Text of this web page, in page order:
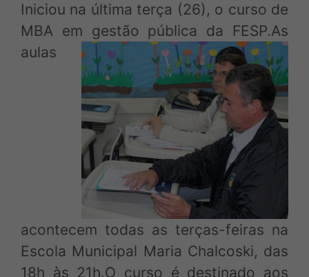
Iniciou na última terça (26), o curso de
MBA em gestão pública da FESP.As
aulas
acontecem todas as terças-feiras na
Escola Municipal Maria Chalcoski, das
18h às 21h.O curso é destinado aos